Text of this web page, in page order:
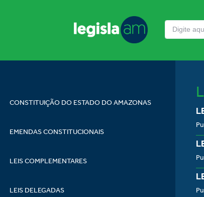
CONSTITUIÇÃO DO ESTADO DO AMAZONAS
EMENDAS CONSTITUCIONAIS
LEIS COMPLEMENTARES
LEIS DELEGADAS